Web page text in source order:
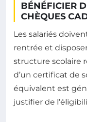
BÉNÉFICIER
CHÈQUES
Les salariés
rentrée et
structure scolaire
d’un certificat de
équivalent est
justifier de